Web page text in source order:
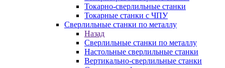
Токарно-сверлильные станки
Токарные станки с ЧПУ
Сверлильные станки по металлу
Назад
Сверлильные станки по металлу
Настольные сверлильные станки
Вертикально-сверлильные станки